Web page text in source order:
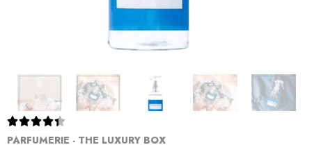

PARFUMERIE - THE LUXURY BOX